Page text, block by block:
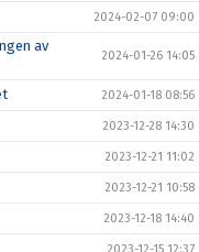
2024-02-07 09:00
av
2024-01-26 14:05
2024-01-18 08:56
2023-12-28 14:30
2023-12-21 11:02
2023-12-21 10:58
2023-12-18 14:40
2023-12-15 12:37